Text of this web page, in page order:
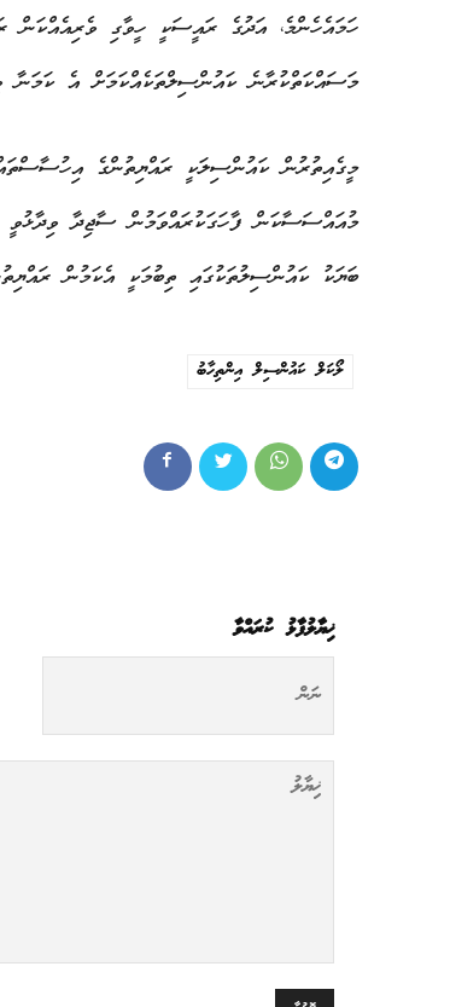
ހަމައެހެންމެ، އަދުގެ ރައީސަކީ ހީވާގި ވެރިއެއްކަން
މަސައްކަތްކުރާނެ ކައުންސިލްތަކެއްކަމަށް އެ ކަމަނާ
މީގެއިތުރުން ކައުންސިލަކީ ރައްޔިތުންގެ
މުއައްސަސާކަން ފާހަގަކުރައްވަމުން ސާޖިދާ
ބަޔަކު ކައުންސިލުތަކުގައި ތިބުމަކީ އެކަމުން
ލޯކަލް ކައުންސިލް އިންތިހާބު
ޚިޔާލުފާޅު ކުރައްވާ